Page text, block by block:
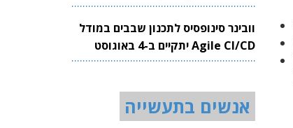
2026
וובינר סינופסיס לתכנון שבבים במודל
Agile CI/CD יתקיים ב-4 באוגוסט
2026
אנשים בתעשייה